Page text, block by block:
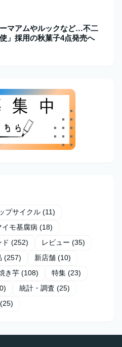
マアムやルックなど…不二
」採用の秋菓子4点発売へ
プサイクル (11)
イモ基腐病 (18)
ド (252) レビュー (35)
(257) 新店舗 (10)
き芋 (108) 特集 (23)
統計・調査 (25)
(25)